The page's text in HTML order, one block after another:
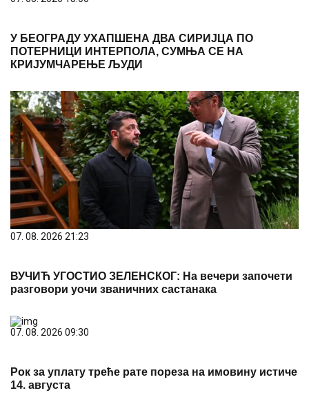
У БЕОГРАДУ УХАПШЕНА ДВА СИРИЈЦА ПО
ПОТЕРНИЦИ ИНТЕРПОЛА, СУМЊА СЕ НА
КРИЈУМЧАРЕЊЕ ЉУДИ
07. 08. 2026 21:23
ВУЧИЋ УГОСТИО ЗЕЛЕНСКОГ: На вечери започети
разговори уочи званичних састанака
07. 08. 2026 09:30
Рок за уплату треће рате пореза на имовину истиче
14. августа